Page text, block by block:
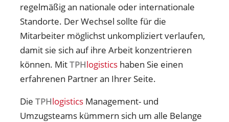
regelmäßig an nationale oder internationale
Standorte. Der Wechsel sollte für die
Mitarbeiter möglichst unkompliziert verlaufen,
damit sie sich auf ihre Arbeit konzentrieren
können. MitTPHlogistics haben Sie einen
erfahrenen Partner an Ihrer Seite.
DieTPHlogistics Management- und
Umzugsteams kümmern sich um alle Belange